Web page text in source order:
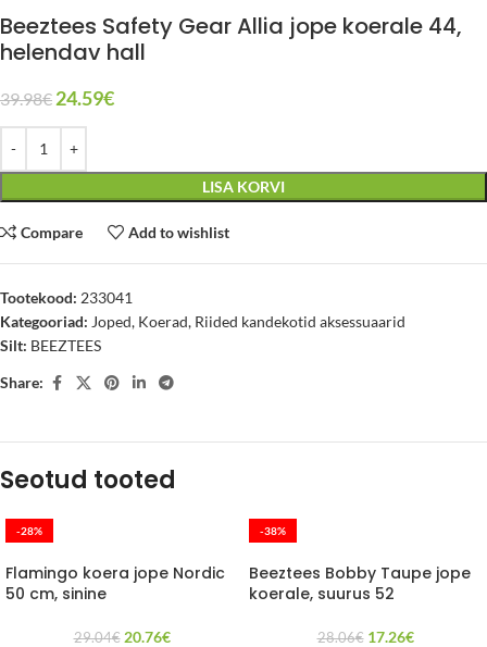
Beeztees Safety Gear Allia jope koerale 44,
helendav hall
39.98€ 24.59€
LISA KORVI
Compare Add to wishlist
Tootekood: 233041
Kategooriad: Joped, Koerad, Riided kandekotid aksessuaarid
Silt: BEEZTEES
Share:
Seotud tooted
-28%
Flamingo koera jope Nordic
50 cm, sinine
29.04€ 20.76€
-38%
Beeztees Bobby Taupe jope
koerale, suurus 52
28.06€ 17.26€